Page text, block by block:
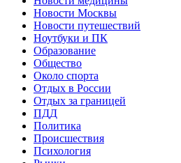
Новости Москвы
Новости путешествий
Ноутбуки и ПК
Образование
Общество
Около спорта
Отдых в России
Отдых за границей
ПДД
Политика
Происшествия
Психология